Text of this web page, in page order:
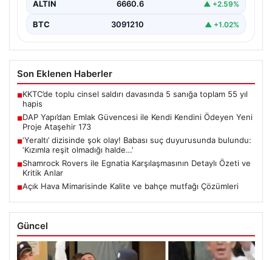
ALTIN 6660.6 ▲ +2.59%
BTC 3091210 ▲ +1.02%
Son Eklenen Haberler
■KKTC’de toplu cinsel saldırı davasında 5 sanığa toplam 55 yıl
hapis
■DAP Yapı’dan Emlak Güvencesi ile Kendi Kendini Ödeyen Yeni
Proje Ataşehir 173
■‘Yeraltı’ dizisinde şok olay! Babası suç duyurusunda bulundu:
‘Kızımla reşit olmadığı halde…’
■Shamrock Rovers ile Egnatia Karşılaşmasının Detaylı Özeti ve
Kritik Anlar
■Açık Hava Mimarisinde Kalite ve bahçe mutfağı Çözümleri
Güncel